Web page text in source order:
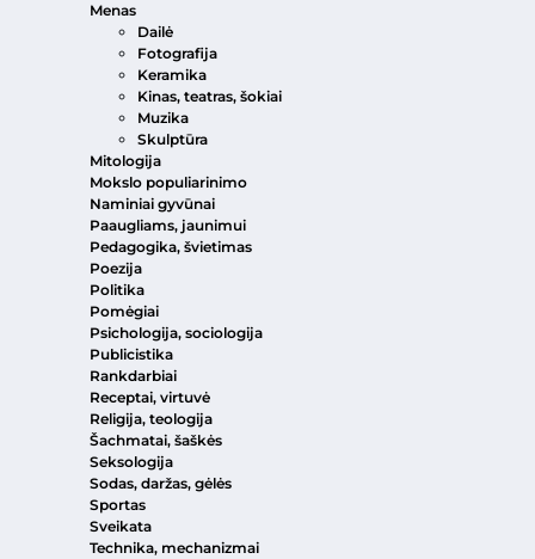
Menas
Dailė
Fotografija
Keramika
Kinas, teatras, šokiai
Muzika
Skulptūra
Mitologija
Mokslo populiarinimo
Naminiai gyvūnai
Paaugliams, jaunimui
Pedagogika, švietimas
Poezija
Politika
Pomėgiai
Psichologija, sociologija
Publicistika
Rankdarbiai
Receptai, virtuvė
Religija, teologija
Šachmatai, šaškės
Seksologija
Sodas, daržas, gėlės
Sportas
Sveikata
Technika, mechanizmai